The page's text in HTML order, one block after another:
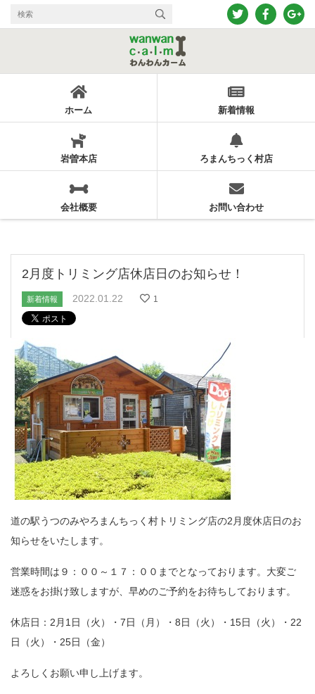
ホーム 新着情報
岩曽本店 ろまんちっく村店
会社概要 お問い合わせ
2月度トリミング店休店日のお知らせ！
新着情報 2022.01.22 1
道の駅うつのみやろまんちっく村トリミング店の2月度休店日のお
知らせをいたします。
営業時間は９：００～１７：００までとなっております。大変ご
迷惑をお掛け致しますが、早めのご予約をお待ちしております。
休店日：2月1日（火）・7日（月）・8日（火）・15日（火）・22
日（火）・25日（金）
よろしくお願い申し上げます。